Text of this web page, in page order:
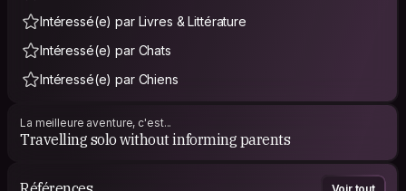
Intéressé(e) par Livres & Littérature
Intéressé(e) par Chats
Intéressé(e) par Chiens
La meilleure aventure, c'est...
Travelling solo without informing parents